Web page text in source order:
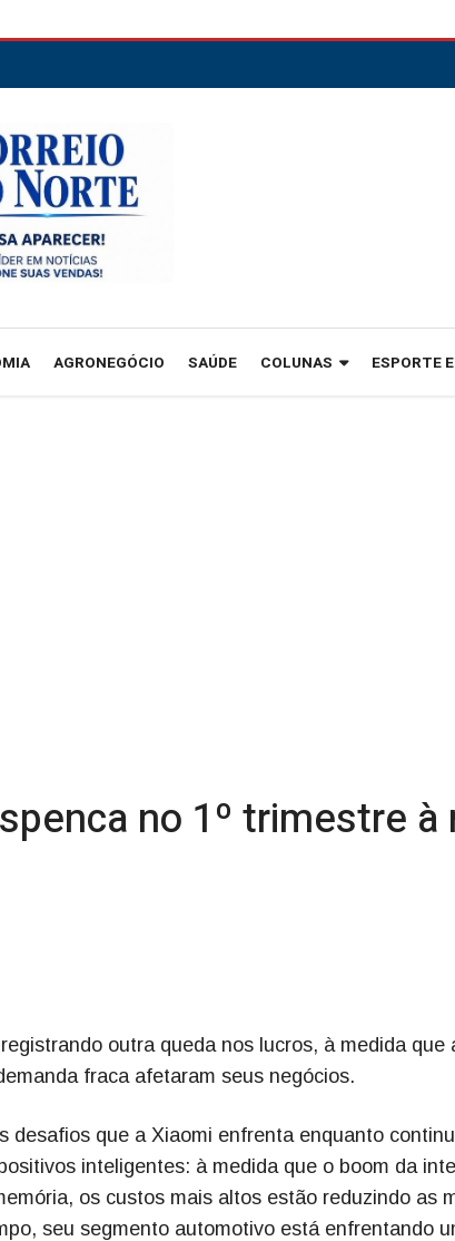
AGRONEGÓCIO SAÚDE COLUNAS ESPORTE
no 1º trimestre
outra queda nos lucros, à medida que
fraca afetaram seus negócios.
desafios que a Xiaomi enfrenta enquanto
inteligentes: à medida que o boom da
os custos mais altos estão reduzindo as
seu segmento automotivo está enfrentando